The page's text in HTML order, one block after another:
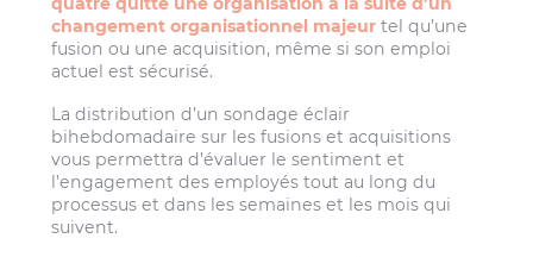
changement organisationnel majeur tel qu’une
fusion ou une acquisition, même si son emploi
actuel est sécurisé.
La distribution d’un sondage éclair
bihebdomadaire sur les fusions et acquisitions
vous permettra d’évaluer le sentiment et
l’engagement des employés tout au long du
processus et dans les semaines et les mois qui
suivent.